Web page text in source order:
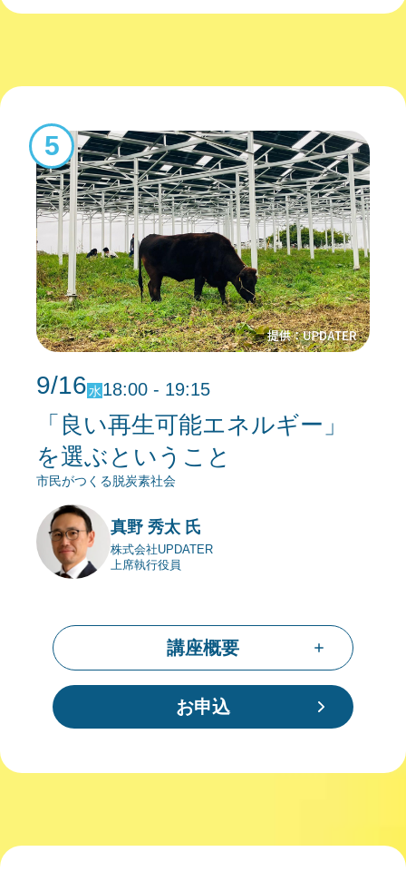
5
9/16水18:00 - 19:15
「良い再生可能エネルギー」
を選ぶということ
市民がつくる脱炭素社会
真野 秀太 氏
株式会社UPDATER
上席執行役員
講座概要
お申込